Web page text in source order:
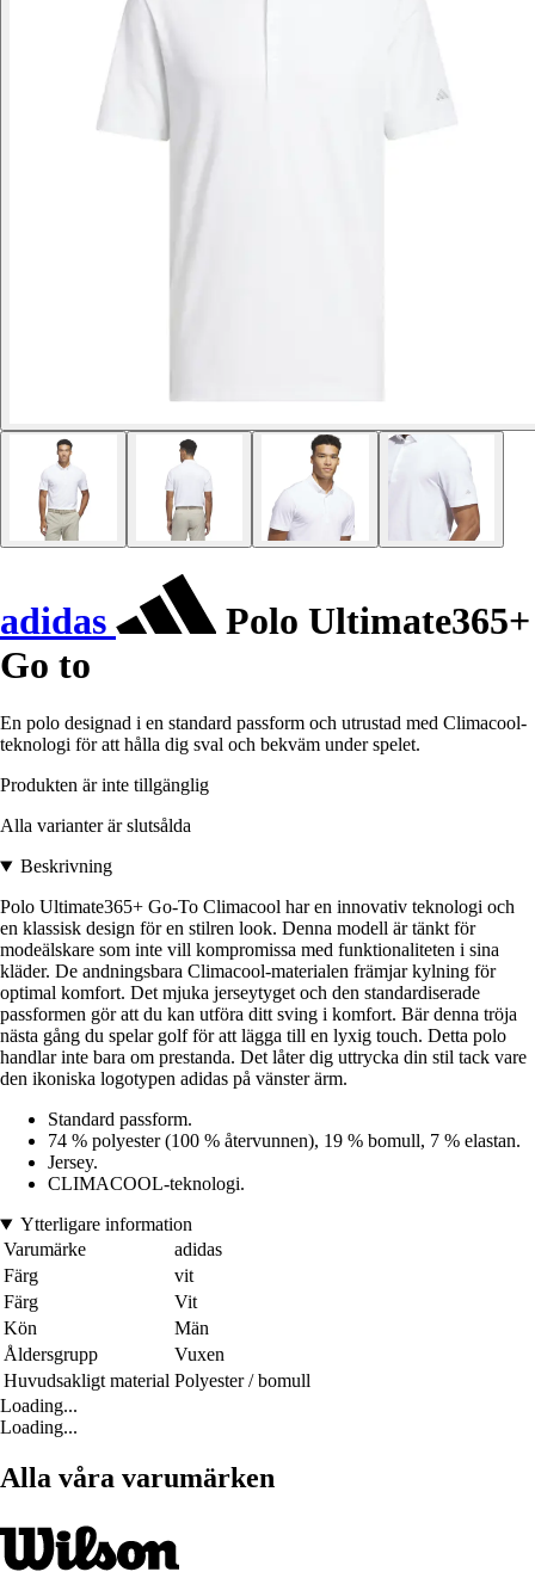
adidas
Polo Ultimate365+
Go to
En polo designad i en standard passform och utrustad med Climacool-
teknologi för att hålla dig sval och bekväm under spelet.
Produkten är inte tillgänglig
Alla varianter är slutsålda
Beskrivning
Polo Ultimate365+ Go-To Climacool har en innovativ teknologi och
en klassisk design för en stilren look. Denna modell är tänkt för
modeälskare som inte vill kompromissa med funktionaliteten i sina
kläder. De andningsbara Climacool-materialen främjar kylning för
optimal komfort. Det mjuka jerseytyget och den standardiserade
passformen gör att du kan utföra ditt sving i komfort. Bär denna tröja
nästa gång du spelar golf för att lägga till en lyxig touch. Detta polo
handlar inte bara om prestanda. Det låter dig uttrycka din stil tack vare
den ikoniska logotypen adidas på vänster ärm.
Standard passform.
74 % polyester (100 % återvunnen), 19 % bomull, 7 % elastan.
Jersey.
CLIMACOOL-teknologi.
Ytterligare information
Varumärke
adidas
Färg
vit
Färg
Vit
Kön
Män
Åldersgrupp
Vuxen
Huvudsakligt material Polyester / bomull
Loading...
Loading...
Alla våra varumärken